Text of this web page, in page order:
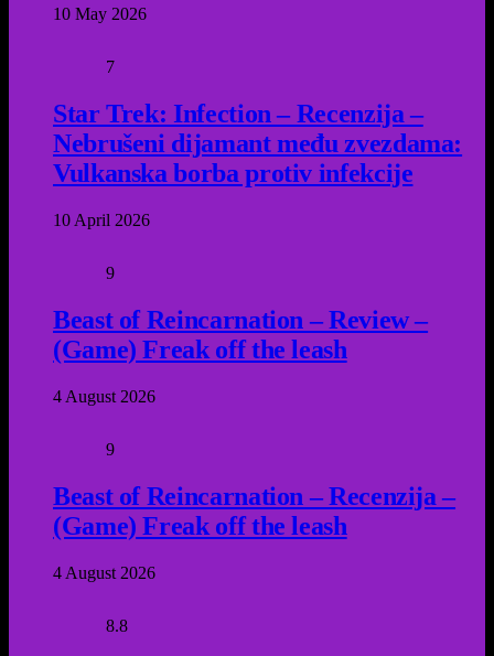
10 May 2026
7
Star Trek: Infection – Recenzija –
Nebrušeni dijamant među zvezdama:
Vulkanska borba protiv infekcije
10 April 2026
9
Beast of Reincarnation – Review –
(Game) Freak off the leash
4 August 2026
9
Beast of Reincarnation – Recenzija –
(Game) Freak off the leash
4 August 2026
8.8